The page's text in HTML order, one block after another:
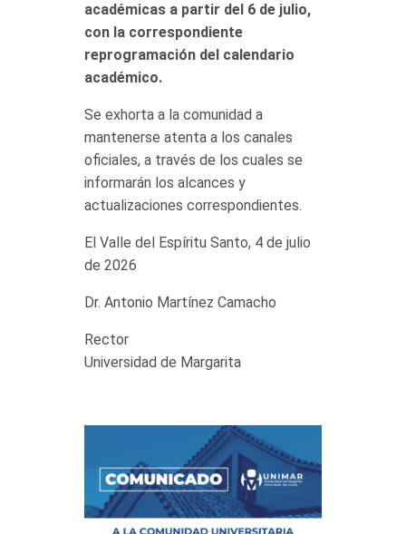
académicas a partir del 6 de julio,
con la correspondiente
reprogramación del calendario
académico.
Se exhorta a la comunidad a
mantenerse atenta a los canales
oficiales, a través de los cuales se
informarán los alcances y
actualizaciones correspondientes.
El Valle del Espíritu Santo, 4 de julio
de 2026
Dr. Antonio Martínez Camacho
Rector
Universidad de Margarita